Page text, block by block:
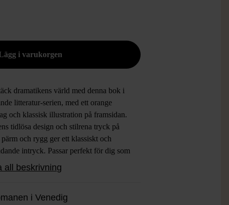
dramatikens värld med denna bok i
litteratur-serien, med ett orange
och klassisk illustration på framsidan.
tidlösa design och stilrena tryck på
pärm och rygg ger ett klassiskt och
intryck. Passar perfekt för dig som
ikoniska verk och en estetiskt retro
all beskrivning
i Venedig